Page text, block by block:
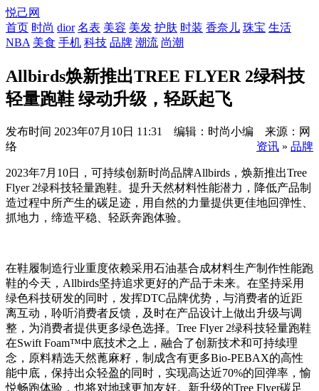
悦己网
首页 时尚 dior 名表 美容 美发 护肤 时装 香奈儿 珠宝 生活
NBA 美食 手机 科技 品牌 潮流 尚潮
Allbirds焕新推出TREE FLYER 2绿科技
轻量跑鞋 绿动升级，轻跃起飞
发布时间 2023年07月10日 11:31 编辑：时尚小编 来源：网
络
资讯 » 品牌
2023年7月10日，可持续创新时尚品牌Allbirds，焕新推出Tree
Flyer 2绿科技轻量跑鞋。提升天然材料性能潜力，降低产品制
造过程中所产生的碳足迹，用自然的力量提供更佳地回弹性、
抓地力，缔造平稳、轻跃奔跑体验。
在鞋履制造行业重度依赖采用石油基合成材料生产制作性能跑
鞋的今天，Allbirds坚持追求更好的产品于未来。在坚持采用
绿色科技研发的同时，发挥DTC品牌优势，与消费者的近距
离互动，聆听消费者反馈，及时在产品设计上做出升级与调
整，为消费者提供更多绿色选择。Tree Flyer 2绿科技轻量跑鞋
在Swift Foam™中底技术之上，融合了创新技术和可持续理
念，原料精选天然蓖麻籽，制成含有更多Bio-PEBAX的高性
能中底，保持出众轻盈的同时，实现高达近70%的回弹率，愉
悦畅跑体验，也将对地球更加友好。新升级的Tree Flyer碳足